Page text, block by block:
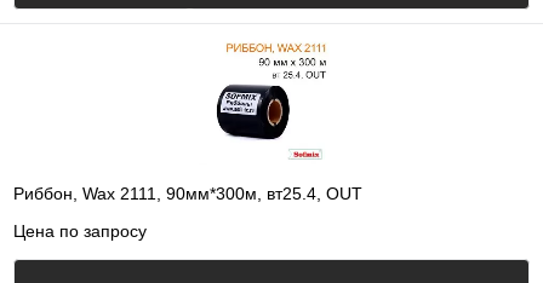
Риббон, Wax 2111, 90мм*300м, вт25.4, OUT
Цена по запросу